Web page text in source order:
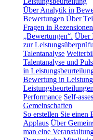
Über Analytik in
Bewertungen Über
Fragen in Rezensionen
„Bewertungen“. Über
zur
Talentanalyse
Talentanalyse und
in
Bewertung in
Performance Self-
Gemeinschaften
So erstellen Sie einen
Applaus Über
man eine